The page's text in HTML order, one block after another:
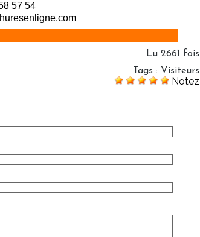
57 54
Lu 2661 fois
Tags : Visiteurs
Notez